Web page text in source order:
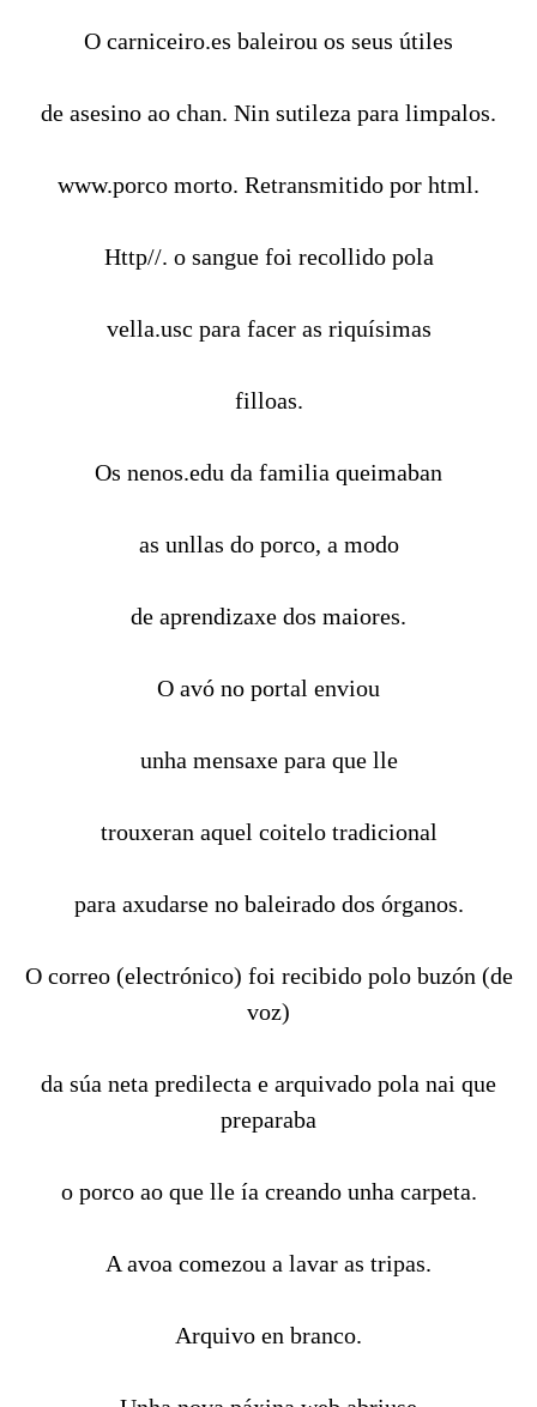
O carniceiro.es baleirou os seus útiles
de asesino ao chan. Nin sutileza para limpalos.
www.porco morto. Retransmitido por html.
Http//. o sangue foi recollido pola
vella.usc para facer as riquísimas
filloas.
Os nenos.edu da familia queimaban
as unllas do porco, a modo
de aprendizaxe dos maiores.
O avó no portal enviou
unha mensaxe para que lle
trouxeran aquel coitelo tradicional
para axudarse no baleirado dos órganos.
O correo (electrónico) foi recibido polo buzón (de
voz)
da súa neta predilecta e arquivado pola nai que
preparaba
o porco ao que lle ía creando unha carpeta.
A avoa comezou a lavar as tripas.
Arquivo en branco.